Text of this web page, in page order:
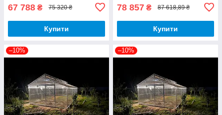
67 788 ₴ 75 320 ₴
Купити
78 857 ₴ 87 618,89 ₴
Купити
–10% –10%